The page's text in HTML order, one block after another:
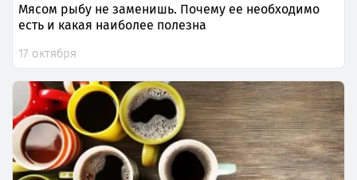
Мясом рыбу не заменишь. Почему ее необходимо
есть и какая наиболее полезна
17 октября